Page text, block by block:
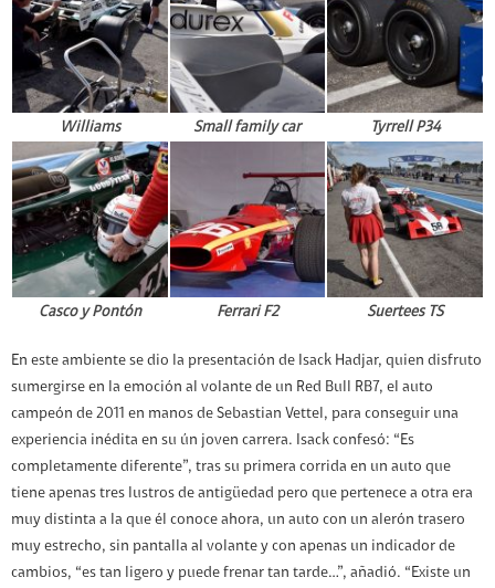
Williams Small family car Tyrrell P34
Casco y Pontón Ferrari F2 Suertees TS
En este ambiente se dio la presentación de Isack Hadjar, quien disfruto
sumergirse en la emoción al volante de un Red Bull RB7, el auto
campeón de 2011 en manos de Sebastian Vettel, para conseguir una
experiencia inédita en su ún joven carrera. Isack confesó: “Es
completamente diferente”, tras su primera corrida en un auto que
tiene apenas tres lustros de antigüedad pero que pertenece a otra era
muy distinta a la que él conoce ahora, un auto con un alerón trasero
muy estrecho, sin pantalla al volante y con apenas un indicador de
cambios, “es tan ligero y puede frenar tan tarde…”, añadió. “Existe un